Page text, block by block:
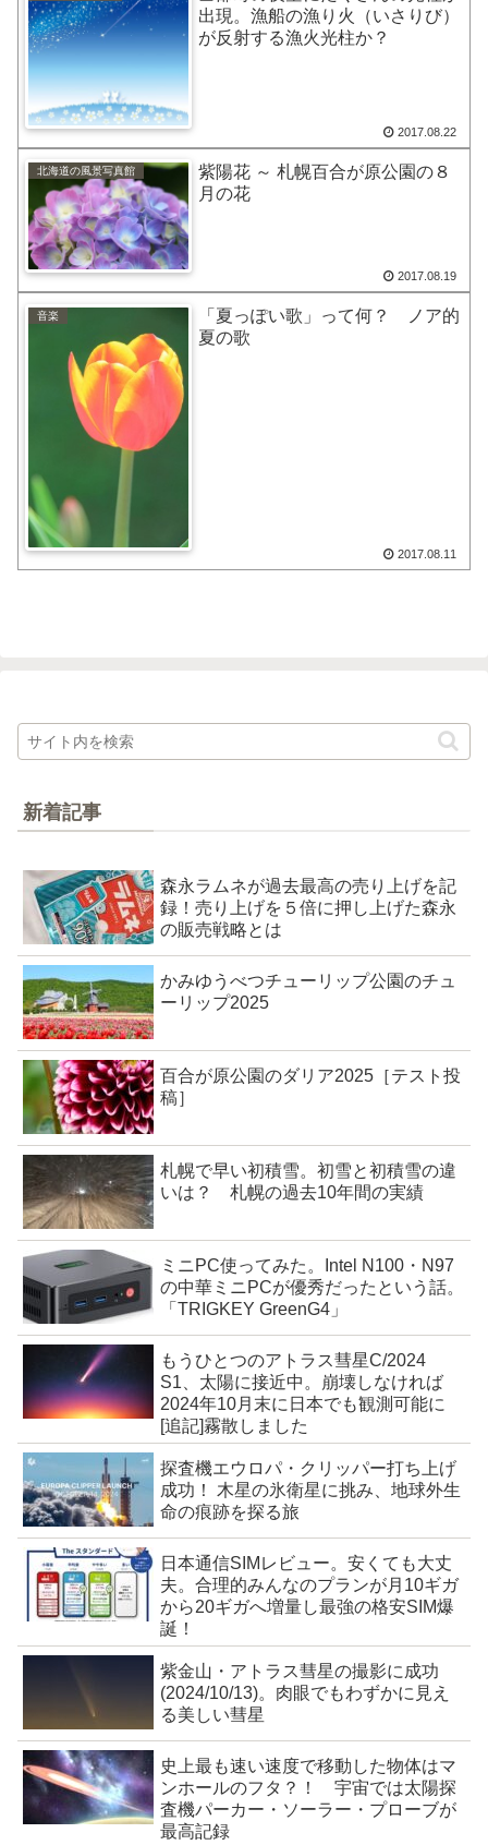
出現。漁船の漁り火（いさりび）
が反射する漁火光柱か？
2017.08.22
北海道の風景写真館
紫陽花 ～ 札幌百合が原公園の８
月の花
2017.08.19
音楽
「夏っぽい歌」って何？ ノア的
夏の歌
2017.08.11
新着記事
森永ラムネが過去最高の売り上げを記
録！売り上げを５倍に押し上げた森永
の販売戦略とは
かみゆうべつチューリップ公園のチュ
ーリップ2025
百合が原公園のダリア2025［テスト投
稿］
札幌で早い初積雪。初雪と初積雪の違
いは？ 札幌の過去10年間の実績
ミニPC使ってみた。Intel N100・N97
の中華ミニPCが優秀だったという話。
「TRIGKEY GreenG4」
もうひとつのアトラス彗星C/2024
S1、太陽に接近中。崩壊しなければ
2024年10月末に日本でも観測可能に
[追記]霧散しました
探査機エウロパ・クリッパー打ち上げ
成功！ 木星の氷衛星に挑み、地球外生
命の痕跡を探る旅
日本通信SIMレビュー。安くても大丈
夫。合理的みんなのプランが月10ギガ
から20ギガへ増量し最強の格安SIM爆
誕！
紫金山・アトラス彗星の撮影に成功
(2024/10/13)。肉眼でもわずかに見え
る美しい彗星
史上最も速い速度で移動した物体はマ
ンホールのフタ？！ 宇宙では太陽探
査機パーカー・ソーラー・プローブが
最高記録